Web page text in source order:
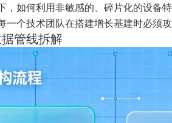
，如何利用非敏感的、碎片化的设备
一个技术团队在搭建增长基建时必须
管线拆解